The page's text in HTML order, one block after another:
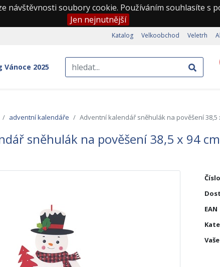
návštěvnosti soubory cookie. Používáním souhlasíte s
Jen nejnutnější
Katalog Velkoobchod Veletrh
2025
adventní kalendáře Adventní kalendář sněhulák na pověšení 38,5
sněhulák na pověšení 38,5 x 94
EAN